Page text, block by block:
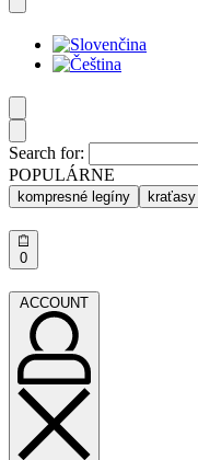
Search for:
POPULÁRNE
kompresné legíny kraťasy
0
ACCOUNT